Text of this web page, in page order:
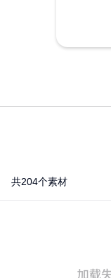
共204个素材